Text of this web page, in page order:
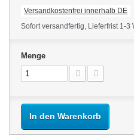
Versandkostenfrei innerhalb DE
Sofort versandfertig, Lieferfrist 1-3
Menge
In den Warenkorb